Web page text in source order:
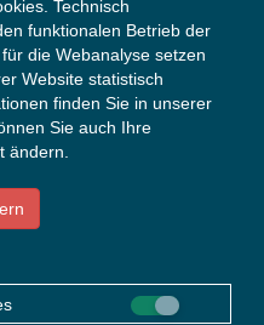
GmbH
Technisch
funktionalen Betrieb der
die Webanalyse setzen
Website statistisch
finden Sie in unserer
Sie auch Ihre
ändern.